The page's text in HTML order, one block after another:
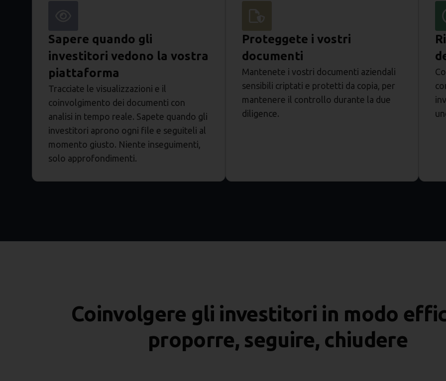
Sapere quando gli
investitori vedono la vostra
piattaforma
Tracciate le visualizzazioni e il
coinvolgimento dei documenti con
analisi in tempo reale. Sapete quando gli
investitori aprono ogni file e seguiteli al
momento giusto. Niente inseguimenti,
solo approfondimenti.
Proteggete i vostri
documenti
Mantenete i vostri documenti aziendali
sensibili criptati e protetti da copia, per
mantenere il controllo durante la due
diligence.
Coinvolgere gli investitori in modo
proporre, seguire, chiudere